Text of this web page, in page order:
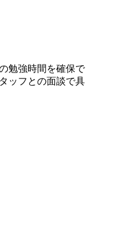
勉強時間を確保で
ッフとの面談で具